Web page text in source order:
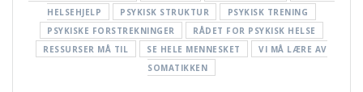
HELSEHJELP
PSYKISK STRUKTUR
PSYKISK TRENING
PSYKISKE FORSTREKNINGER
RÅDET FOR PSYKISK HELSE
RESSURSER MÅ TIL
SE HELE MENNESKET
VI MÅ LÆRE AV
SOMATIKKEN